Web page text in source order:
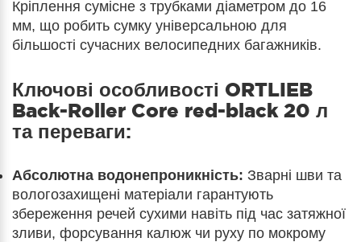
Кріплення сумісне з трубками діаметром до 16
мм, що робить сумку універсальною для
більшості сучасних велосипедних багажників.
Ключові особливості ORTLIEB
Back-Roller Core red-black 20 л
та переваги:
Абсолютна водонепроникність: Зварні шви та
вологозахищені матеріали гарантують
збереження речей сухими навіть під час затяжної
зливи, форсування калюж чи руху по мокрому